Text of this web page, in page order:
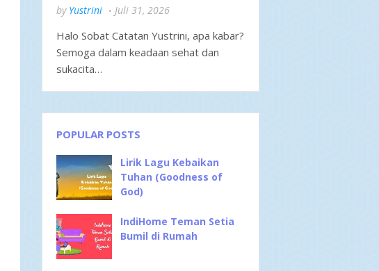
by Yustrini Juli 31, 2026
Halo Sobat Catatan Yustrini, apa kabar?
Semoga dalam keadaan sehat dan
sukacita…
POPULAR POSTS
Lirik Lagu Kebaikan
Tuhan (Goodness of
God)
IndiHome Teman Setia
Bumil di Rumah